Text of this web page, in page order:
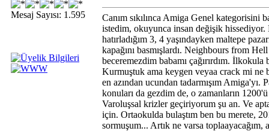
Mesaj Sayısı: 1.595
Canım sıkılınca Amiga Genel
istedim, okuyunca insan değişik hissediyor.
hatırladığım 3, 4 yaşındayken maltepe
kapağını basmışlardı. Neighbours from
beceremezdim babamı çağırırdım.
Kurmuştuk ama keygen veyaa crack mi ne
en azından ucundan tadarmışım Amiga'yı.
konuları da gezdim de, o zamanların
Varoluşsal krizler geçiriyorum şu an. Ve
için. Ortaokulda bulaştım ben bu merete,
sormuşum... Artık ne varsa toplaayacağım,